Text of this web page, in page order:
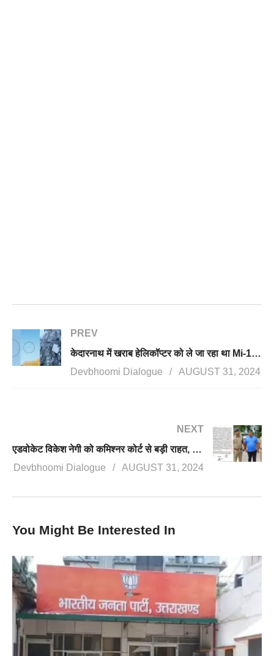
PREV
केदारनाथ में खराब हेलिकॉप्टर को ले जा रहा था Mi-17, छिटककर नदी में गिरने से चूर चूर हुआ क्रिस्टल चॉपर
Devbhoomi Dialogue
AUGUST 31, 2024
NEXT
एडवोकेट विकेश नेगी को कमिश्नर कोर्ट से बड़ी राहत, जिला बदर करने का आदेश हुआ रद्द
Devbhoomi Dialogue
AUGUST 31, 2024
You Might Be Interested In